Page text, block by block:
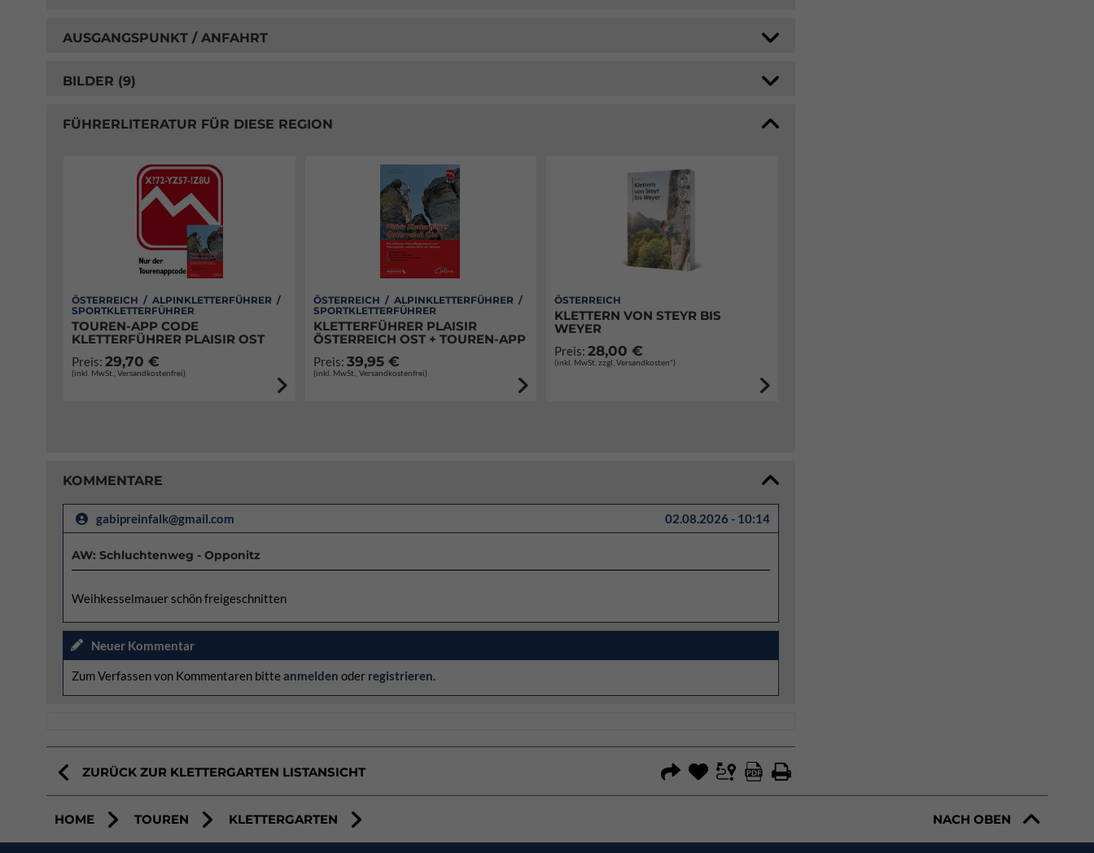
AUSGANGSPUNKT / ANFAHRT
BILDER (9)
FÜHRERLITERATUR FÜR DIESE REGION
ÖSTERREICH / ALPINKLETTERFÜHRER /
SPORTKLETTERFÜHRER
TOUREN-APP CODE
KLETTERFÜHRER PLAISIR OST
Preis: 29,70 €
(inkl. MwSt., Versandkostenfrei)
ÖSTERREICH / ALPINKLETTERFÜHRER /
SPORTKLETTERFÜHRER
KLETTERFÜHRER PLAISIR
ÖSTERREICH OST + TOUREN-APP
Preis: 39,95 €
(inkl. MwSt., Versandkostenfrei)
ÖSTERREICH
KLETTERN VON STEYR BIS
WEYER
Preis:28,00 €
(inkl. MwSt. zzgl. Versandkosten*)
KOMMENTARE
gabipreinfalk@gmail.com 02.08.2026 - 10:14
AW: Schluchtenweg - Opponitz
Weihkesselmauer schön freigeschnitten
Neuer Kommentar
Zum Verfassen von Kommentaren bitte anmelden oder registrieren.
ZURÜCK ZUR KLETTERGARTEN LISTANSICHT
HOME TOUREN KLETTERGARTEN NACH OBEN